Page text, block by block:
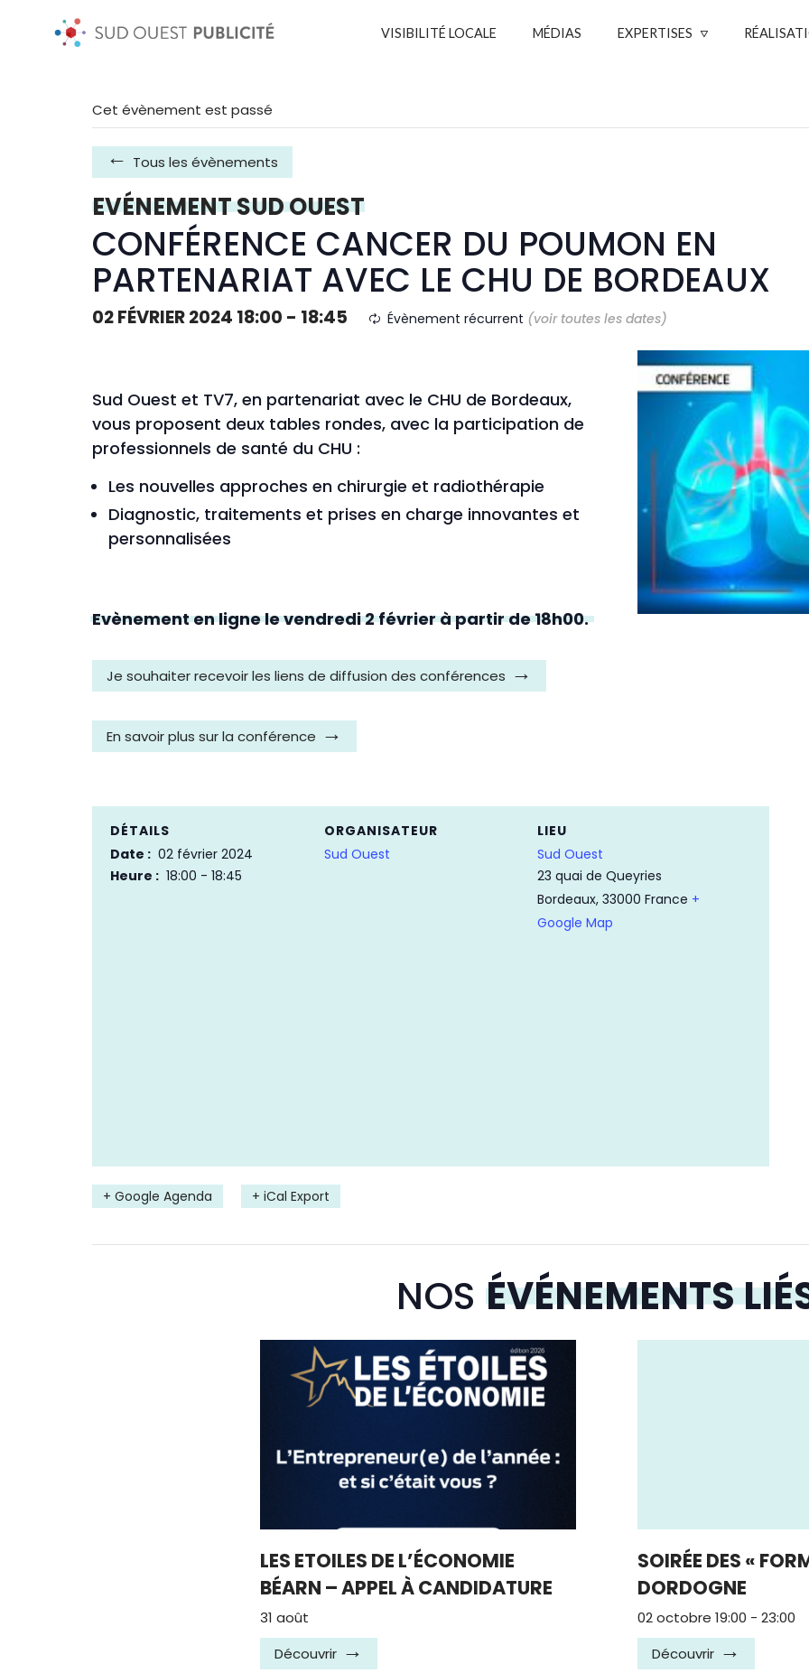
VISIBILITÉ LOCALE MÉDIAS EXPERTISES
Cet évènement est passé
Tous les évènements
EVÉNEMENT SUD OUEST
CONFÉRENCE CANCER DU POUMON EN
PARTENARIAT AVEC LE CHU DE BORDEAUX
02 FÉVRIER 2024 18:00 - 18:45 Évènement récurrent (voir toutes les dates)
Sud Ouest et TV7, en partenariat avec le CHU de Bordeaux,
vous proposent deux tables rondes, avec la participation de
professionnels de santé du CHU :
Les nouvelles approches en chirurgie et radiothérapie
Diagnostic, traitements et prises en charge innovantes et
personnalisées
Evènement en ligne le vendredi 2 février à partir de 18h00.
Je souhaiter recevoir les liens de diffusion des conférences
En savoir plus sur la conférence
DÉTAILS
Date : 02 février 2024
Heure : 18:00 - 18:45
ORGANISATEUR
Sud Ouest
LIEU
Sud Ouest
23 quai de Queyries
Bordeaux, 33000 France +
Google Map
+ Google Agenda + iCal Export
NOS ÉVÉNEMENTS
LES ETOILES DE L’ÉCONOMIE
BÉARN – APPEL À CANDIDATURE
31 août
Découvrir
SOIRÉE DES «
DORDOGNE
02 octobre 19:00 - 23:00
Découvrir